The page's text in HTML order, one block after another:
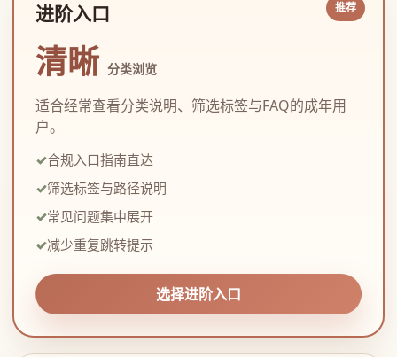
进阶入口
清晰 分类浏览
适合经常查看分类说明、筛选标签与FAQ的成年用
户。
合规入口指南直达
筛选标签与路径说明
常见问题集中展开
减少重复跳转提示
选择进阶入口